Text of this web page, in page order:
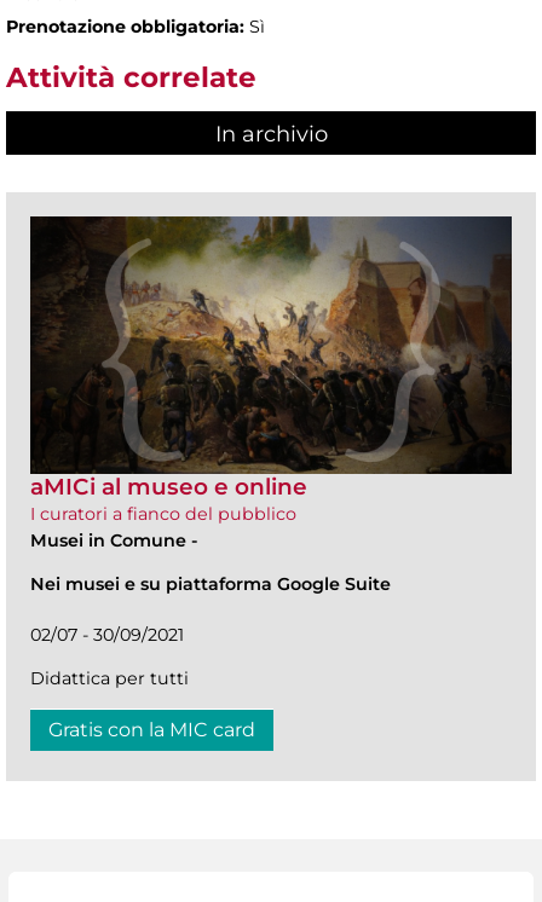
Prenotazione obbligatoria: Sì
Attività correlate
In archivio
aMICi al museo e online
I curatori a fianco del pubblico
Musei in Comune -
Nei musei e su piattaforma Google Suite
02/07 - 30/09/2021
Didattica per tutti
Gratis con la MIC card